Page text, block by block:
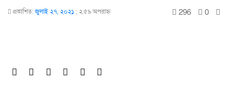
প্রকাশিত:জুলাই ২৭, ২০২১ ; ২:৫৯ অপরাহ্ণ 296 0